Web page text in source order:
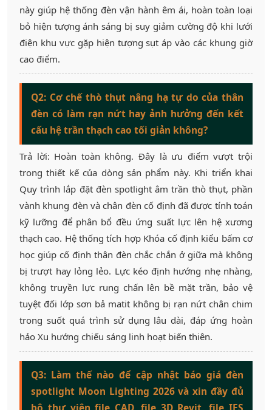
này giúp hệ thống đèn vận hành êm ái, hoàn toàn loại
bỏ hiện tượng ánh sáng bị suy giảm cường độ khi lưới
điện khu vực gặp hiện tượng sụt áp vào các khung giờ
cao điểm.
Q2: Cơ chế thò thụt nâng hạ tự do của thân
đèn có làm rạn nứt hay ảnh hưởng đến kết
cấu hệ trần thạch cao tối giản không?
Trả lời: Hoàn toàn không. Đây là ưu điểm vượt trội
trong thiết kế của dòng sản phẩm này. Khi triển khai
Quy trình lắp đặt đèn spotlight âm trần thò thụt, phần
vành khung đèn và chân đèn cố định đã được tính toán
kỹ lưỡng để phân bổ đều ứng suất lực lên hệ xương
thạch cao. Hệ thống tích hợp Khóa cố định kiểu bấm cơ
học giúp cố định thân đèn chắc chắn ở giữa mà không
bị trượt hay lỏng lẻo. Lực kéo định hướng nhẹ nhàng,
không truyền lực rung chấn lên bề mặt trần, bảo vệ
tuyệt đối lớp sơn bả matit không bị rạn nứt chân chim
trong suốt quá trình sử dụng lâu dài, đáp ứng hoàn
hảo Xu hướng chiếu sáng linh hoạt biến thiên.
Q3: Làm thế nào để cập nhật báo giá đèn
spotlight Moon Lighting 2026 và xin đầy đủ